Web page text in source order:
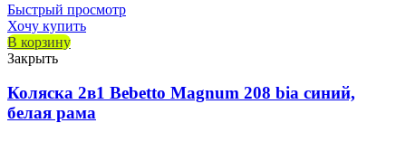
Быстрый просмотр
Хочу купить
В корзину
Закрыть
Коляска 2в1 Bebetto Magnum 208 bia синий,
белая рама